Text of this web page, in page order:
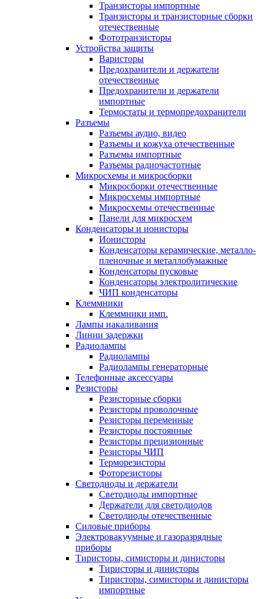
Транзисторы импортные
Транзисторы и транзисторные сборки
отечественные
Фототранзисторы
Устройства защиты
Варисторы
Предохранители и держатели
отечественные
Предохранители и держатели
импортные
Термостаты и термопредохранители
Разъемы
Разъемы аудио, видео
Разъемы и кожуха отечественные
Разъемы импортные
Разъемы радиочастотные
Микросхемы и микросборки
Микросборки отечественные
Микросхемы импортные
Микросхемы отечественные
Панели для микросхем
Конденсаторы и ионисторы
Ионисторы
Конденсаторы керамические, металло-
пленочные и металлобумажные
Конденсаторы пусковые
Конденсаторы электролитические
ЧИП конденсаторы
Клеммники
Клеммники имп.
Лампы накаливания
Линии задержки
Радиолампы
Радиолампы
Радиолампы генераторные
Телефонные аксессуары
Резисторы
Резисторные сборки
Резисторы проволочные
Резисторы переменные
Резисторы постоянные
Резисторы прецизионные
Резисторы ЧИП
Терморезисторы
Фоторезисторы
Светодиоды и держатели
Светодиоды импортные
Держатели для светодиодов
Светодиоды отечественные
Силовые приборы
Электровакуумные и газоразрядные
приборы
Тиристоры, симисторы и динисторы
Тиристоры и динисторы
Тиристоры, симисторы и динисторы
импортные